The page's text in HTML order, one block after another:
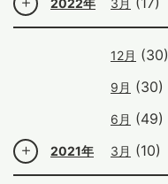
2022年 3月
2021年
12月 (30)
9月 (30)
6月 (49)
3月 (10)